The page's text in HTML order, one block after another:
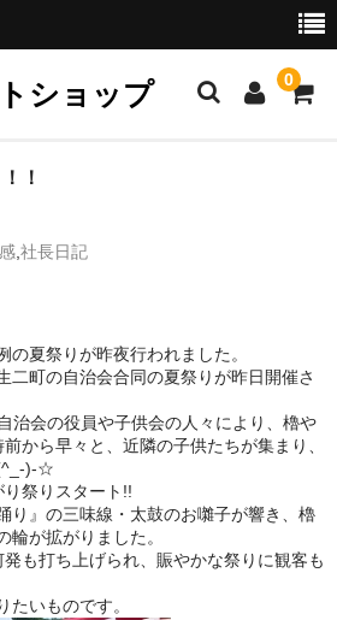
ショップ 0
！
, 社長日記
の夏祭りが昨夜行われました。
二町の自治会合同の夏祭りが昨日開催さ
治会の役員や子供会の人々により、櫓や
から早々と、近隣の子供たちが集まり、
)-☆
祭りスタート!!
り』の三味線・太鼓のお囃子が響き、櫓
輪が拡がりました。
も打ち上げられ、賑やかな祭りに観客も
たいものです。